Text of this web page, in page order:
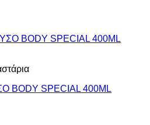
BODY SPECIAL 400ML